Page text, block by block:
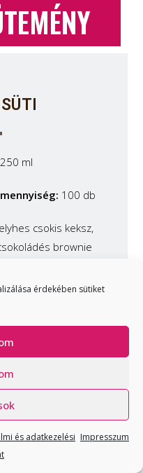
érdekében sütiket
és adatkezelési Impresszum
250 ml
100 db
csokis keksz,
brownie